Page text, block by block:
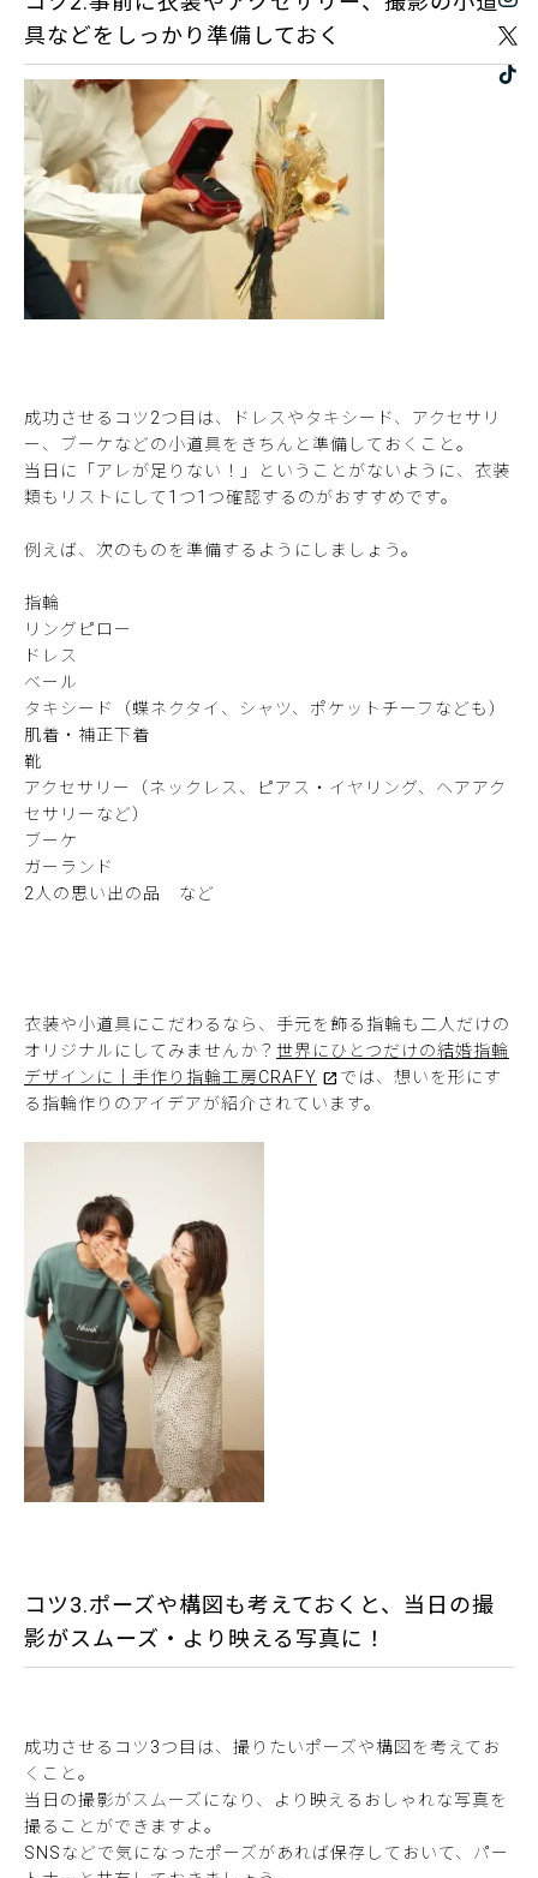
具などをしっかり準備しておく
成功させるコツ2つ目は、ドレスやタキシード、アクセサリ
ー、ブーケなどの小道具をきちんと準備しておくこと。
当日に「アレが足りない！」ということがないように、衣装
類もリストにして1つ1つ確認するのがおすすめです。
例えば、次のものを準備するようにしましょう。
指輪
リングピロー
ドレス
ベール
タキシード（蝶ネクタイ、シャツ、ポケットチーフなども）
肌着・補正下着
靴
アクセサリー（ネックレス、ピアス・イヤリング、ヘアアク
セサリーなど）
ブーケ
ガーランド
2人の思い出の品 など
衣装や小道具にこだわるなら、手元を飾る指輪も二人だけの
オリジナルにしてみませんか？ 世界にひとつだけの結婚指輪
デザインに｜手作り指輪工房CRAFY
では、想いを形にす
る指輪作りのアイデアが紹介されています。
コツ3.ポーズや構図も考えておくと、当日の撮
影がスムーズ・より映える写真に！
成功させるコツ3つ目は、撮りたいポーズや構図を考えてお
くこと。
当日の撮影がスムーズになり、より映えるおしゃれな写真を
撮ることができますよ。
SNSなどで気になったポーズがあれば保存しておいて、パー